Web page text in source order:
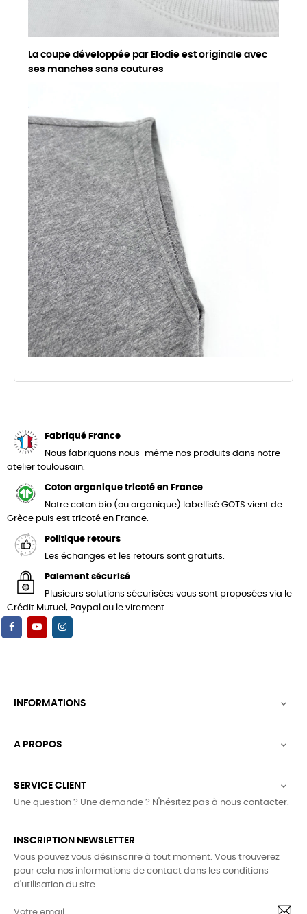
La coupe développée par Elodie est originale avec
ses manches sans coutures
Fabriqué France
Nous fabriquons nous-même nos produits dans notre
atelier toulousain.
Coton organique tricoté en France
Notre coton bio (ou organique) labellisé GOTS vient de
Grèce puis est tricoté en France.
Politique retours
Les échanges et les retours sont gratuits.
Paiement sécurisé
Plusieurs solutions sécurisées vous sont proposées via le
Crédit Mutuel, Paypal ou le virement.
INFORMATIONS 
A PROPOS 
SERVICE CLIENT 
Une question ? Une demande ? N'hésitez pas à nous contacter.
INSCRIPTION NEWSLETTER
Vous pouvez vous désinscrire à tout moment. Vous trouverez
pour cela nos informations de contact dans les conditions
d'utilisation du site.